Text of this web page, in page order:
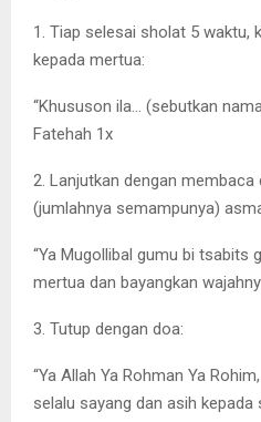
1. Tiap selesai sholat 5 waktu,
kepada mertua:
“Khususon ila… (sebutkan
Fatehah 1x
2. Lanjutkan dengan membaca
(jumlahnya semampunya)
“Ya Mugollibal gumu bi tsabits
mertua dan bayangkan
3. Tutup dengan doa:
“Ya Allah Ya Rohman Ya
selalu sayang dan asih kepada